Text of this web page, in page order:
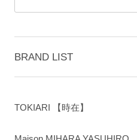
BRAND LIST
TOKIARI 【時在】